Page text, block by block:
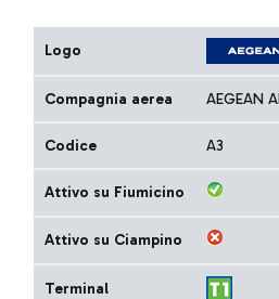
Logo
Compagnia aerea AEGEAN
Codice A3
Attivo su Fiumicino
Attivo su Ciampino
Terminal